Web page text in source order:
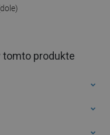
tomto produkte